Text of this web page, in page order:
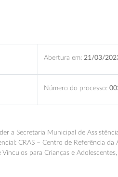
Abertura em: 21/03/
Número do processo:
a Secretaria Municipal de
CRAS – Centro de Referência
para Crianças e